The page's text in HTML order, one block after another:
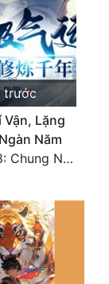
trước
Lặng
Năm
Chương 1628: Chung Nguyên Chí Cao (2)